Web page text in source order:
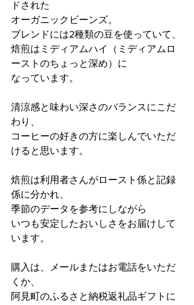
ドされた
オーガニックビーンズ。
ブレンドには2種類の豆を使っていて、
焙煎はミディアムハイ（ミディアムロ
ーストのちょっと深め）に
なっています。
清涼感と味わい深さのバランスにこだ
わり、
コーヒーの好きの方に楽しんでいただ
けると思います。
焙煎は利用者さんがロースト係と記録
係に分かれ、
季節のデータを参考にしながら
いつも安定したおいしさをお届けして
います。
購入は、メールまたはお電話をいただ
くか、
阿見町のふるさと納税返礼品ギフトに